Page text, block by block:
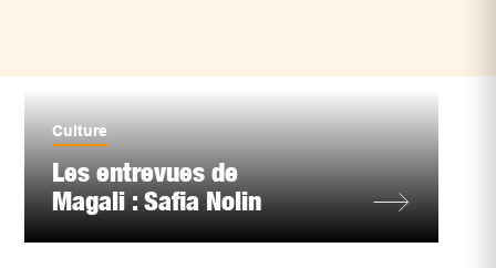
Culture
Les entrevues de
Magali : Safia Nolin